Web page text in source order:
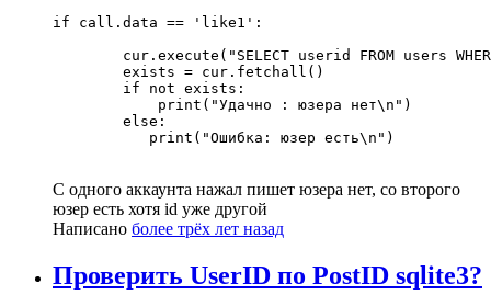
if call.data == 'like1':
cur.execute("SELECT userid FROM users
        exists = cur.fetchall()
        if not exists:
            print("Удачно : юзера нет\n")
        else:
           print("Ошибка: юзер есть\n")
С одного аккаунта нажал пишет юзера нет, со второго
юзер есть хотя id уже другой
Написано более трёх лет назад
Проверить UserID по PostID sqlite3?